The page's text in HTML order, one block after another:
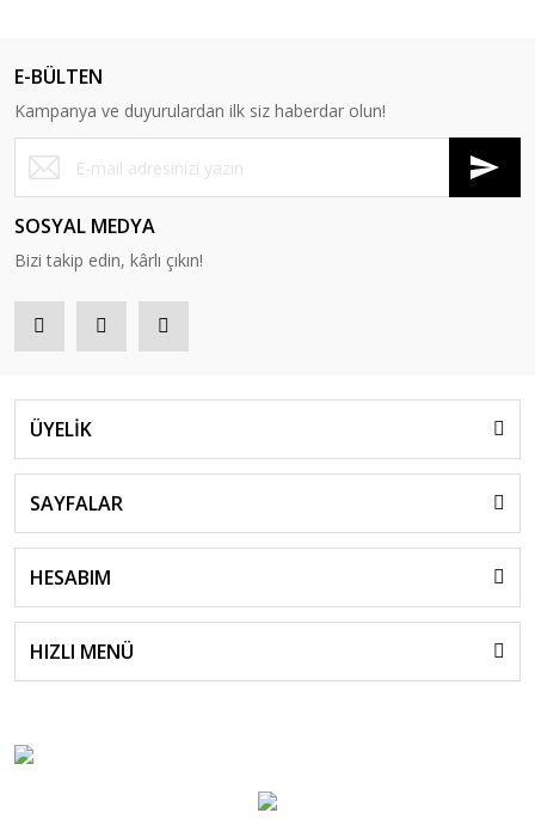
E-BÜLTEN
Kampanya ve duyurulardan ilk siz haberdar olun!
SOSYAL MEDYA
Bizi takip edin, kârlı çıkın!
ÜYELİK
SAYFALAR
HESABIM
HIZLI MENÜ